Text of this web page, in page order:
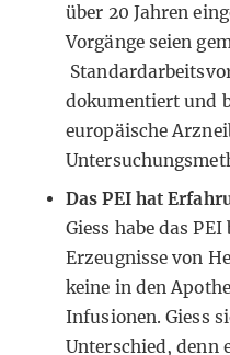
über 20 Jahren
Vorgänge seien
dokumentiert und
europäische
Das PEI hat
Giess habe das
Erzeugnisse von
keine in den
Infusionen. Giess
Unterschied, denn